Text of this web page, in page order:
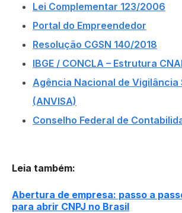
Lei Complementar 123/2006
Portal do Empreendedor
Resolução CGSN 140/2018
IBGE / CONCLA – Estrutura
Agência Nacional de Vigilância
(ANVISA)
Conselho Federal de
Leia também:
Abertura de empresa: passo a
para abrir CNPJ no Brasil